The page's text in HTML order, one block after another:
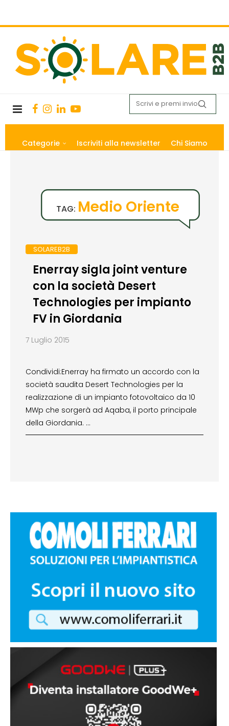
Categorie Iscriviti alla newsletter Chi Siamo
TAG: Medio Oriente
SOLAREB2B
Enerray sigla joint venture
con la società Desert
Technologies per impianto
FV in Giordania
7 Luglio 2015
Condividi:Enerray ha firmato un accordo con la
società saudita Desert Technologies per la
realizzazione di un impianto fotovoltaico da 10
MWp che sorgerà ad Aqaba, il porto principale
della Giordania. …